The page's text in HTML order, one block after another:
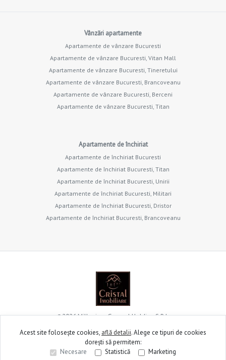
Vânzări apartamente
Apartamente de vânzare Bucuresti
Apartamente de vânzare Bucuresti, Vitan Mall
Apartamente de vânzare Bucuresti, Tineretului
Apartamente de vânzare Bucuresti, Brancoveanu
Apartamente de vânzare Bucuresti, Berceni
Apartamente de vânzare Bucuresti, Titan
Apartamente de închiriat
Apartamente de închiriat Bucuresti
Apartamente de închiriat Bucuresti, Titan
Apartamente de închiriat Bucuresti, Unirii
Apartamente de închiriat Bucuresti, Militari
Apartamente de închiriat Bucuresti, Dristor
Apartamente de închiriat Bucuresti, Brancoveanu
©2026Millenium General Holding S.R.L.
Site creat în
Acest site folosește cookies, află detalii.Alege ce tipuri de cookies
dorești să permitem:
Necesare
Statistică Marketing